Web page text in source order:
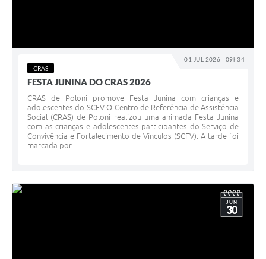
01 JUL 2026 - 09h34
CRAS
FESTA JUNINA DO CRAS 2026
CRAS de Poloni promove Festa Junina com crianças e
adolescentes do SCFV O Centro de Referência de Assistência
Social (CRAS) de Poloni realizou uma animada Festa Junina
com as crianças e adolescentes participantes do Serviço de
Convivência e Fortalecimento de Vínculos (SCFV). A tarde foi
marcada por...
JUN
30